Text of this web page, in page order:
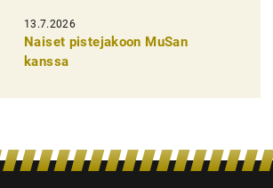
13.7.2026
Naiset pistejakoon MuSan
kanssa